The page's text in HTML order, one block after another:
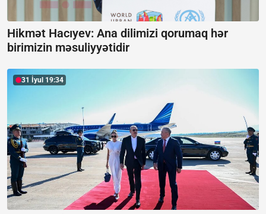
Hikmət Hacıyev: Ana dilimizi qorumaq hər
birimizin məsuliyyətidir
31 İyul 19:34